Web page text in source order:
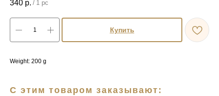
340 р. / 1 pc
Купить
Weight: 200 g
С этим товаром заказывают: